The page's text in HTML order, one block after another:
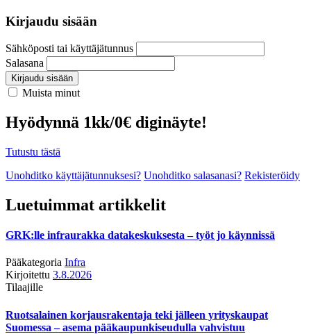
Kirjaudu sisään
Sähköposti tai käyttäjätunnus
Salasana
Kirjaudu sisään
Muista minut
Hyödynnä 1kk/0€ diginäyte!
Tutustu tästä
Unohditko käyttäjätunnuksesi? Unohditko salasanasi? Rekisteröidy
Luetuimmat artikkelit
GRK:lle infraurakka datakeskuksesta – työt jo käynnissä
Pääkategoria Infra
Kirjoitettu 3.8.2026
Tilaajille
Ruotsalainen korjausrakentaja teki jälleen yrityskaupat
Suomessa – asema pääkaupunkiseudulla vahvistuu